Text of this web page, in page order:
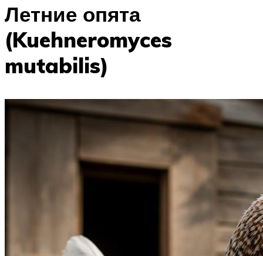
Летние опята
(Kuehneromyces
mutabilis)